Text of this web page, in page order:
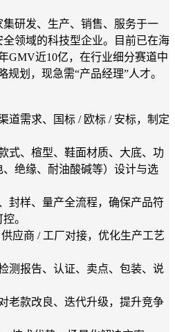
集研发、生产、销售、服务于一
领域的科技型企业。目前已在海
GMV近10亿，在行业细分赛道中
规划，现急需“产品经理”人才。
道需求、国标 / 欧标 / 安标，制定
式、楦型、鞋面材质、大底、功
绝缘、耐油酸碱等）设计与选
封样、量产全流程，确保产品符
。
应商 / 工厂对接，优化生产工艺
测报告、认证、卖点、包装、说
老款改良、迭代升级，提升竞争